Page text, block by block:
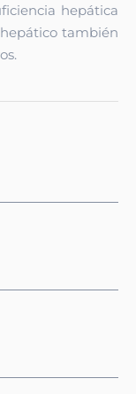
hepática
también